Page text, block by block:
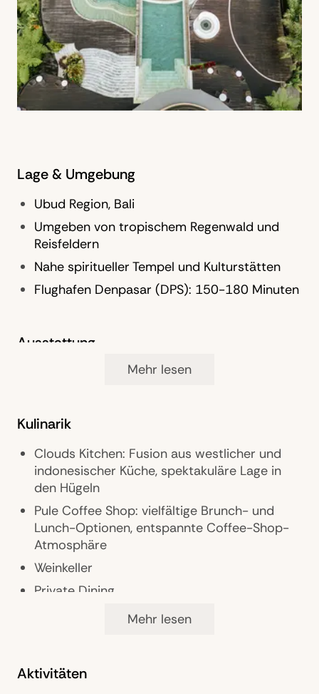
Lage & Umgebung
Ubud Region, Bali
Umgeben von tropischem Regenwald und
Reisfeldern
Nahe spiritueller Tempel und Kulturstätten
Flughafen Denpasar (DPS): 150-180 Minuten
Ausstattung
Private Villen mit Dschungelblick
Yoga- und Meditationspavillons
Spa- und Wellnessbereiche
Persönlicher Concierge-Service
Mehr lesen
Kulinarik
Clouds Kitchen: Fusion aus westlicher und
indonesischer Küche, spektakuläre Lage in
den Hügeln
Pule Coffee Shop: vielfältige Brunch- und
Lunch-Optionen, entspannte Coffee-Shop-
Atmosphäre
Weinkeller
Private Dining
Wellness Menüs, Plant-based und Detox-
Wellness & Fitness
Mehr lesen
Aktivitäten